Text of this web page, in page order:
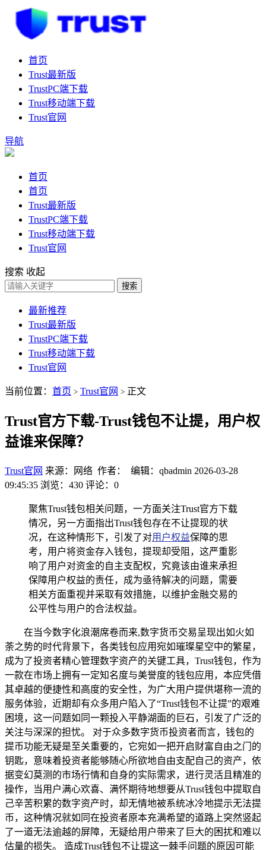
首页
Trust最新版
TrustPC端下载
Trust移动端下载
Trust官网
导航
首页
首页
Trust最新版
TrustPC端下载
Trust移动端下载
Trust官网
搜索 收起
搜索
最新推荐
Trust最新版
TrustPC端下载
Trust移动端下载
Trust官网
当前位置： 首页 > Trust官网 > 正文
Trust官方下载-Trust钱包不让提，用户权
益谁来保障？
Trust官网 来源：网络 作者： 编辑：qbadmin 2026-03-28
09:45:35 浏览：430 评论：0
聚焦Trust钱包相关问题，一方面关注Trust官方下载
情况，另一方面指出Trust钱包存在不让提现的状
况，在这种情形下，引发了对用户权益保障的思
考，用户将资金存入钱包，提现却受阻，这严重影
响了用户对资金的自主支配权，究竟该由谁来承担
保障用户权益的责任，成为亟待解决的问题，需要
相关方面重视并采取有效措施，以维护金融交易的
公平性与用户的合法权益。
在当今数字化浪潮席卷而来,数字货币交易呈现出如火如
荼之势的时代背景下，各类钱包应用宛如璀璨星空中的繁星，
成为了投资者精心管理数字资产的关键工具，Trust钱包，作为
一款在市场上拥有一定知名度与美誉度的钱包应用，本应凭借
其卓越的便捷性和高度的安全性，为广大用户提供堪称一流的
服务体验，近期却有众多用户陷入了“Trust钱包不让提”的艰难
困境，这一问题如同一颗投入平静湖面的巨石，引发了广泛的
关注与深深的担忧。 对于众多数字货币投资者而言，钱包的
提币功能无疑是至关重要的，它宛如一把开启财富自由之门的
钥匙，意味着投资者能够随心所欲地自由支配自己的资产，依
据变幻莫测的市场行情和自身的实际需求，进行灵活且精准的
操作，当用户满心欢喜、满怀期待地想要从Trust钱包中提取自
己辛苦积累的数字资产时，却无情地被系统冰冷地提示无法提
币，这种情况就如同在投资者原本充满希望的道路上突然竖起
了一道无法逾越的屏障，无疑给用户带来了巨大的困扰和难以
估量的损失。 造成Trust钱包不让提这一棘手问题的原因可能